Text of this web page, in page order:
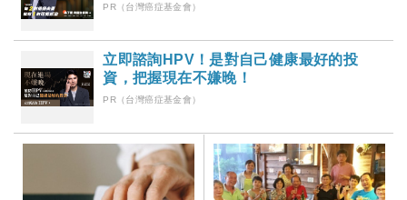
PR（台灣癌症基金會）
立即諮詢HPV！是對自己健康最好的投
資，把握現在不嫌晚！
PR（台灣癌症基金會）